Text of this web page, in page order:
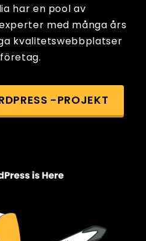
har en pool av
med många års
kvalitetswebbplatser
-PROJEKT